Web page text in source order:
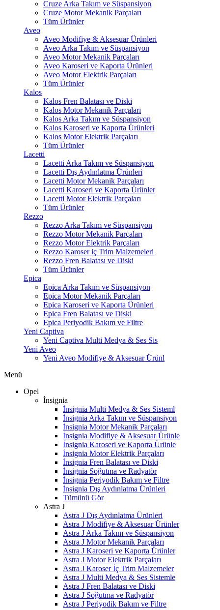
Cruze Arka Takım ve Süspansiyon
Cruze Motor Mekanik Parçaları
Tüm Ürünler
Aveo
Aveo Modifiye & Aksesuar Ürünleri
Aveo Arka Takım ve Süspansiyon
Aveo Motor Mekanik Parçaları
Aveo Karoseri ve Kaporta Ürünleri
Aveo Motor Elektrik Parçaları
Tüm Ürünler
Kalos
Kalos Fren Balatası ve Diski
Kalos Motor Mekanik Parçaları
Kalos Arka Takım ve Süspansiyon
Kalos Karoseri ve Kaporta Ürünleri
Kalos Motor Elektrik Parçaları
Tüm Ürünler
Lacetti
Lacetti Arka Takım ve Süspansiyon
Lacetti Dış Aydınlatma Ürünleri
Lacetti Motor Mekanik Parçaları
Lacetti Karoseri ve Kaporta Ürünler
Lacetti Motor Elektrik Parçaları
Tüm Ürünler
Rezzo
Rezzo Arka Takım ve Süspansiyon
Rezzo Motor Mekanik Parçaları
Rezzo Motor Elektrik Parçaları
Rezzo Karoser iç Trim Malzemeleri
Rezzo Fren Balatası ve Diski
Tüm Ürünler
Epica
Epica Arka Takım ve Süspansiyon
Epica Motor Mekanik Parçaları
Epica Karoseri ve Kaporta Ürünleri
Epica Fren Balatası ve Diski
Epica Periyodik Bakım ve Filtre
Yeni Captiva
Yeni Captiva Multi Medya & Ses Sis
Yeni Aveo
Yeni Aveo Modifiye & Aksesuar Ürünl
Menü
Opel
İnsignia
İnsignia Multi Medya & Ses Sisteml
İnsignia Arka Takım ve Süspansiyon
İnsignia Motor Mekanik Parçaları
İnsignia Modifiye & Aksesuar Ürünle
İnsignia Karoseri ve Kaporta Ürünle
İnsignia Motor Elektrik Parçaları
İnsignia Fren Balatası ve Diski
İnsignia Soğutma ve Radyatör
İnsignia Periyodik Bakım ve Filtre
İnsignia Dış Aydınlatma Ürünleri
Tümünü Gör
Astra J
Astra J Dış Aydınlatma Ürünleri
Astra J Modifiye & Aksesuar Ürünler
Astra J Arka Takım ve Süspansiyon
Astra J Motor Mekanik Parçaları
Astra J Karoseri ve Kaporta Ürünler
Astra J Motor Elektrik Parçaları
Astra J Karoser İç Trim Malzemeler
Astra J Multi Medya & Ses Sistemle
Astra J Fren Balatası ve Diski
Astra J Soğutma ve Radyatör
Astra J Periyodik Bakım ve Filtre